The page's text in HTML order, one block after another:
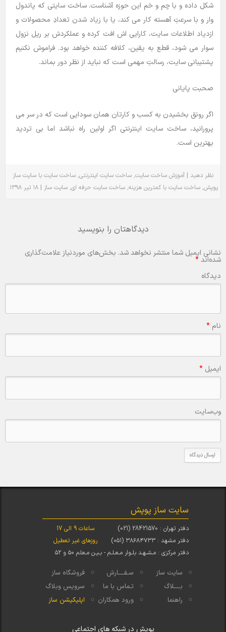
شکل داده و با چم و خم این حوزه آشناست. ساخت سایتی که پاندول
وار و با سرعتِ آهسته کار می کند، یا با زیاد شدن تعدادِ محصولات و
ازدیاد اطلاعات سایت، کارایی اش افت کرده و عملکردش بر ریل نزول
سوار می شود، قطع به یقین، کلافه کننده خواهد بود. فراموش نکنیم
پشتیبانی سایت، رسالتِ مهمی است که نباید از نظر دور بماند.
صحبت پایانی
اگر رونق بخشیدن به کسب و کارتان همان سودایی است که در سر می
پرورانید، ساخت سایت اینترنتی اگر اولین راه نباشد اما بی تردید
بهترین است.
نظر دهید | آموزش ساخت سایت٬ ساخت سایت اینترنتی٬ ساخت سایت با سایت ساز
پوپش٬ ساخت سایت با کمترین هزینه٬ ساخت سایت حرفه ای٬ سایت ساز | ۱۸ تیر ۱۳۹۸ .
دیدگاهتان را بنویسید
نشانی ایمیل شما منتشر نخواهد شد. بخش‌های موردنیاز علامت‌گذاری
شده‌اند*
دیدگاه
نام *
ایمیل *
وب‌سایت
سایت ساز پوپش
دفتر تهران : 28421570 (021)
دفتر مشهد : ۳۸۶۸۴۷۳۳ (۰۵۱)
ساعات 9 الی 17
روزهای غیر تعطیل
دفتر مرکزی : مـشـهـد بلـوار مـعـلـم - بـیـن مـعلم ۵۰ و ۵۲
سایت ساز سـفــــارش
فروشگاه ساز
بــــلاگ
تـماس با ما
سرویس وبلاگ
راهنما
ورود همکاران اپلیکیشن ساز
پوپش در شبکه های اجتماعی